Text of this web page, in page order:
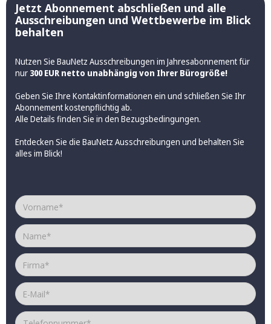
Jetzt Abonnement abschließen und alle
Ausschreibungen und Wettbewerbe im Blick
behalten
Nutzen Sie BauNetz Ausschreibungen im Jahresabonnement für
nur 300 EUR netto unabhängig von Ihrer Bürogröße!
Geben Sie Ihre Kontaktinformationen ein und schließen Sie Ihr
Abonnement kostenpflichtig ab.
Alle Details finden Sie in den Bezugsbedingungen.
Entdecken Sie die BauNetz Ausschreibungen und behalten Sie
alles im Blick!